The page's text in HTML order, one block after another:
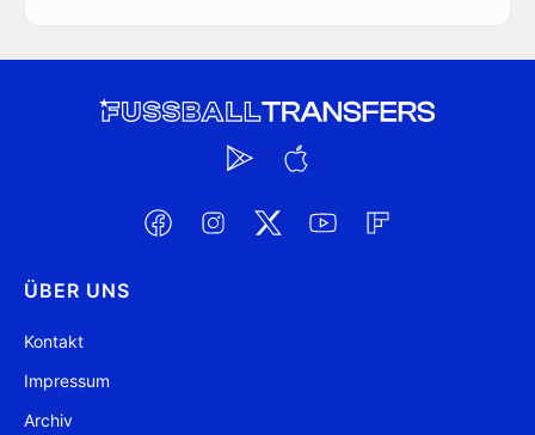
ÜBER UNS
Kontakt
Impressum
Archiv